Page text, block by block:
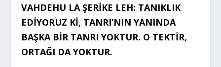
VAHDEHU LA ŞERİKE LEH: TANIKLIK
EDİYORUZ Kİ, TANRI’NIN YANINDA
BAŞKA BİR TANRI YOKTUR. O TEKTİR,
ORTAĞI DA YOKTUR.